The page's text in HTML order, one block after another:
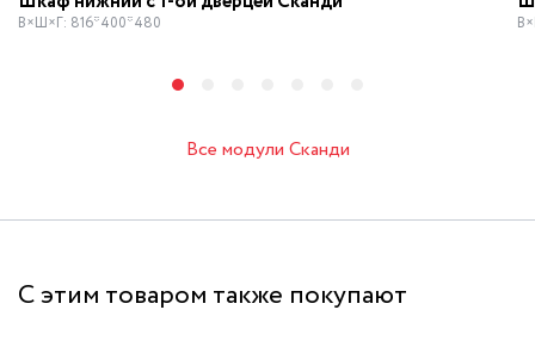
В×Ш×Г: 816*400*480
Все модули Сканди
С этим товаром также покупают